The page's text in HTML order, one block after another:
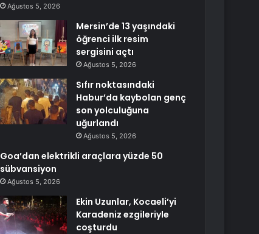
Ağustos 5, 2026
Mersin’de 13 yaşındaki
öğrenci ilk resim
sergisini açtı
Ağustos 5, 2026
Sıfır noktasındaki
Habur’da kaybolan genç
son yolculuğuna
uğurlandı
Ağustos 5, 2026
Goa’dan elektrikli araçlara yüzde 50
sübvansiyon
Ağustos 5, 2026
Ekin Uzunlar, Kocaeli’yi
Karadeniz ezgileriyle
coşturdu